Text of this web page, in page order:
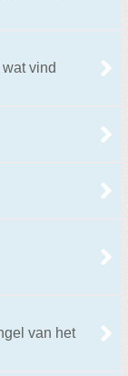
vind
van het